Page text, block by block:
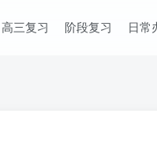
高三复习 阶段复习 日常